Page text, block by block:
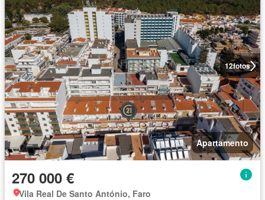
12fotos
Apartamento
270 000 €
Vila Real De Santo António, Faro